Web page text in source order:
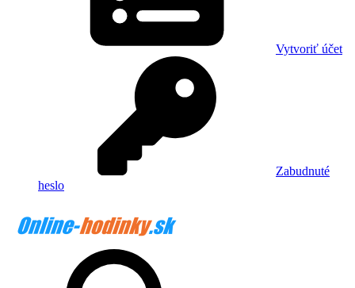
Vytvoriť účet
Zabudnuté
heslo